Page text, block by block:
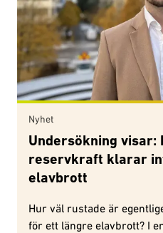
Nyhet
Undersökning visar:
reservkraft klarar
elavbrott
Hur väl rustade är
för ett längre elavbrott? I